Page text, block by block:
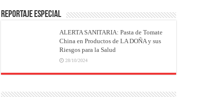
REPORTAJE ESPECIAL
ALERTA SANITARIA: Pasta de Tomate
China en Productos de LA DOÑA y sus
Riesgos para la Salud
28/10/2024